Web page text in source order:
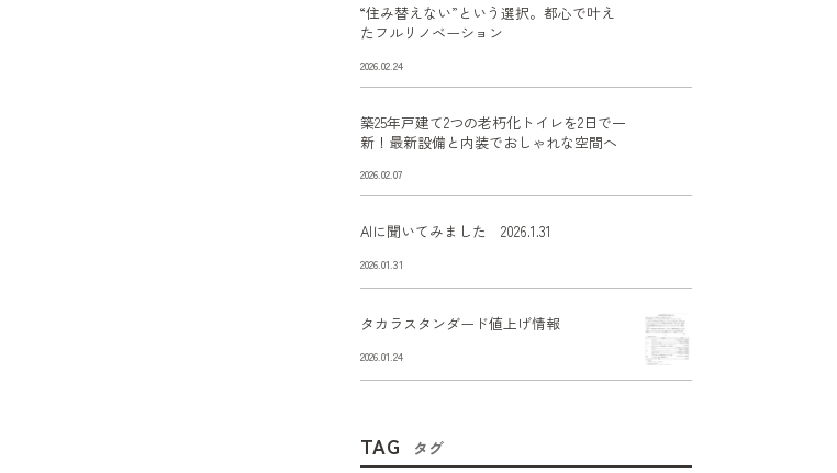
“住み替えない”という選択。都心で叶え
たフルリノベーション
2026.02.24
築25年戸建て2つの老朽化トイレを2日で一
新！最新設備と内装でおしゃれな空間へ
2026.02.07
AIに聞いてみました 2026.1.31
2026.01.31
タカラスタンダード値上げ情報
2026.01.24
TAG タグ